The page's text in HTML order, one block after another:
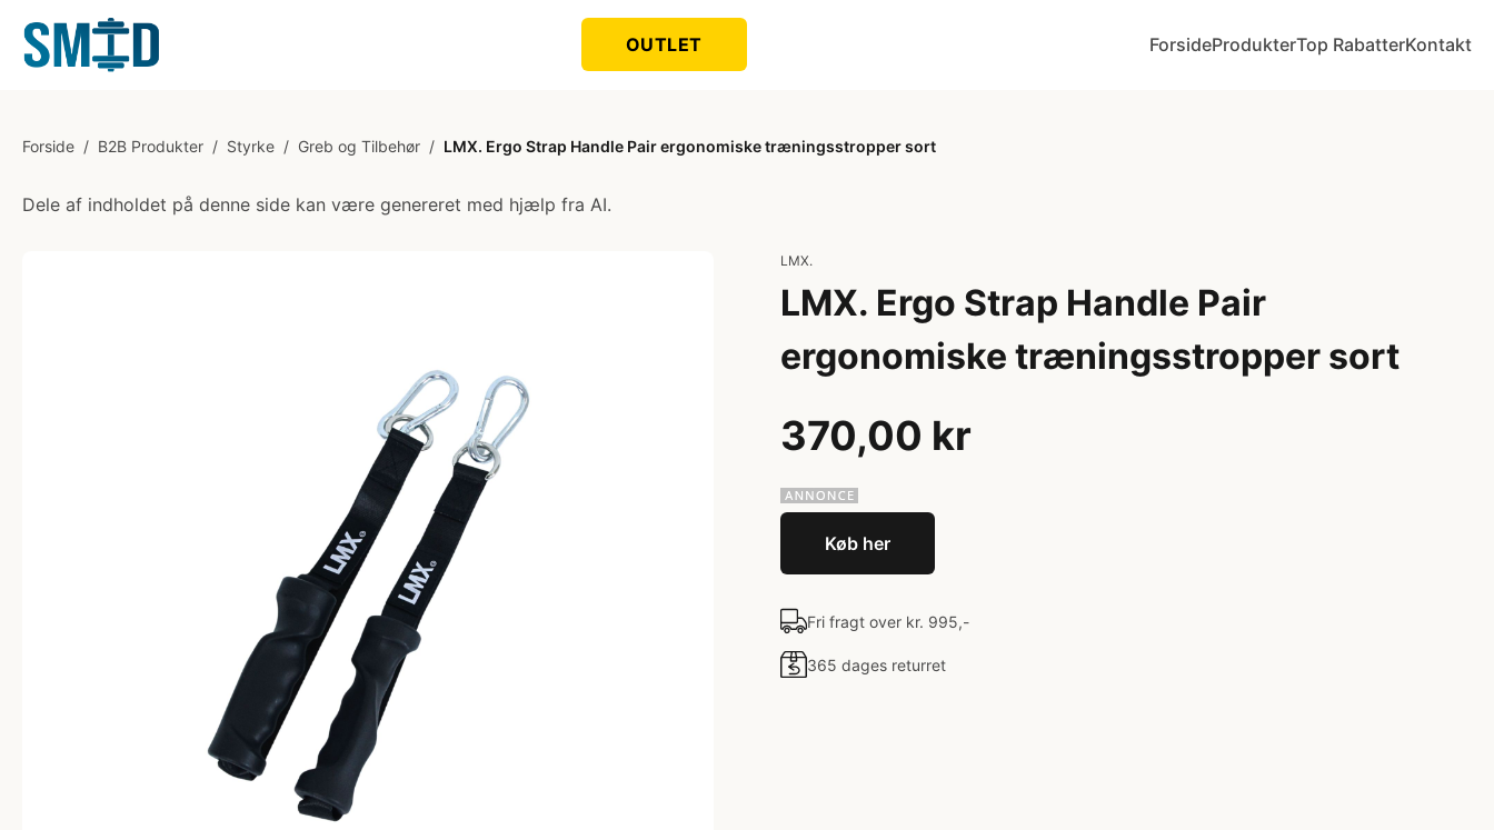
OUTLET ForsideProdukterTop RabatterKontakt
Forside / B2B Produkter / Styrke / Greb og Tilbehør / LMX. Ergo Strap Handle Pair ergonomiske træningsstropper sort
Dele af indholdet på denne side kan være genereret med hjælp fra AI.
LMX.
LMX. Ergo Strap Handle Pair
ergonomiske træningsstropper sort
370,00 kr
Køb her
Fri fragt over kr. 995,-
365 dages returret